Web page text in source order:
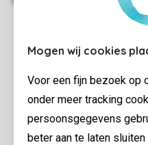
Mogen wij cookies
Voor een fijn bezoek op
onder meer tracking
persoonsgegevens
beter aan te laten